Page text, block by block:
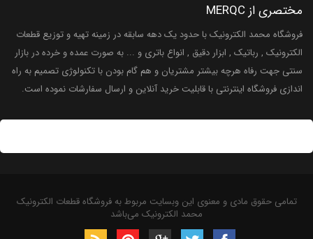
مختصری از MERQC
فروشگاه محمد الکترونیک با حدود یک دهه سابقه در زمینه تهیه و توزیع قطعات
الکترونیک , رباتیک , ابزار دقیق , انواع باتری و ... به صورت عمده و خرده در بازار
سنتی جهت رفاه هرچه بیشتر مشتریان و هم گام بودن با تکنولوژی تصمیم به راه
اندازی فروشگاه اینترنتی با قابلیت خرید آنلاین و ارسال سفارشات نموده است.
تمامی حقوق مادی و معنوی این وبسایت مربوط به فروشگاه قطعات الکترونیک
محمد الکترونیک می‌باشد